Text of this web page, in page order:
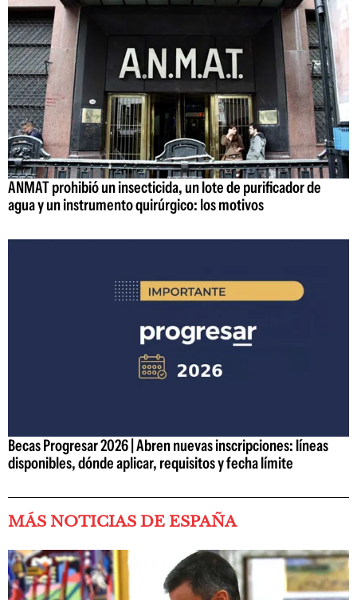
ANMAT prohibió un insecticida, un lote de purificador de
agua y un instrumento quirúrgico: los motivos
Becas Progresar 2026 | Abren nuevas inscripciones: líneas
disponibles, dónde aplicar, requisitos y fecha límite
MÁS NOTICIAS DE ESPAÑA